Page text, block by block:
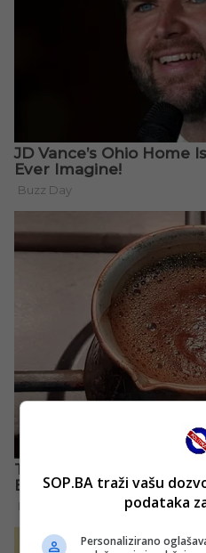
SOP.BA traži vašu
podataka
Personalizirano